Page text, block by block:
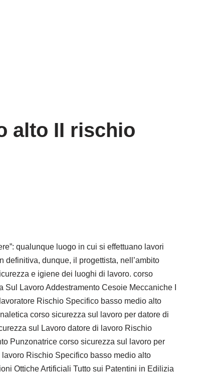
alto II rischio
qualunque luogo in cui si effettuano lavori
dunque, il progettista, nell’ambito
e igiene dei luoghi di lavoro. corso
Lavoro Addestramento Cesoie Meccaniche I
Rischio Specifico basso medio alto
corso sicurezza sul lavoro per datore di
sul Lavoro datore di lavoro Rischio
Punzonatrice corso sicurezza sul lavoro per
Rischio Specifico basso medio alto
Ottiche Artificiali Tutto sui Patentini in Edilizia